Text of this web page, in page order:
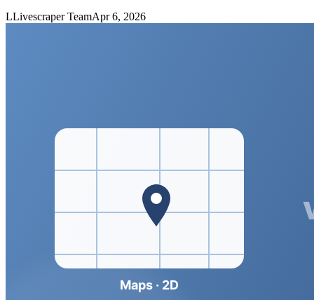
LLivescraper TeamApr 6, 2026